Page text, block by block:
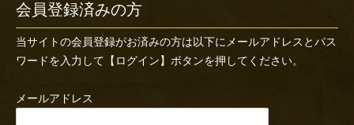
会員登録済みの方
当サイトの会員登録がお済みの方は以下にメールアドレスとパス
ワードを入力して【ログイン】ボタンを押してください。
メールアドレス